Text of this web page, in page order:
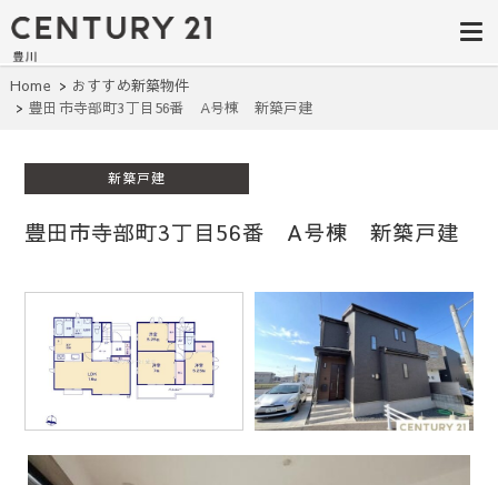
豊田市の中古
住宅・土地・
リノベ物件探
リー21豊川
建て・土地探しはセンチュリー21豊
川へ。豊田市内の最新物件情報を随
時更新中！駅近、建築条件無し、ペ
ット可、学区別など、お客様のこだ
わり条件に合わせて理想の物件を簡
Home
おすすめ新築物件
豊田市寺部町3丁目56番 A号棟 新築戸建
新築戸建
豊田市寺部町3丁目56番 A号棟 新築戸建